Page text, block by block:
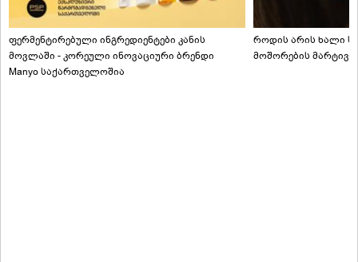
ფერმენტირებული ინგრედიენტები კანის
მოვლაში - კორეული ინოვაციური ბრენდი
Manyo საქართველოშია
როდის არის ხალი
მოშორების